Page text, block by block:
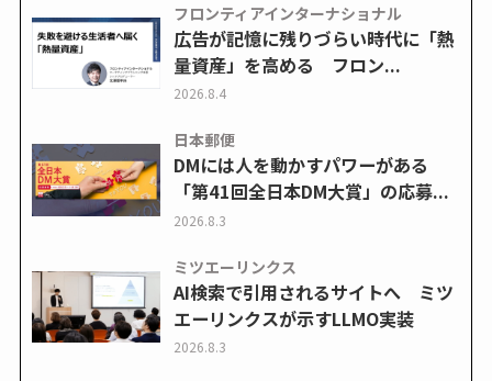
フロンティアインターナショナル
広告が記憶に残りづらい時代に「熱
量資産」を高める フロン...
2026.8.4
日本郵便
DMには人を動かすパワーがある
「第41回全日本DM大賞」の応募...
2026.8.3
ミツエーリンクス
AI検索で引用されるサイトへ ミツ
エーリンクスが示すLLMO実装
2026.8.3